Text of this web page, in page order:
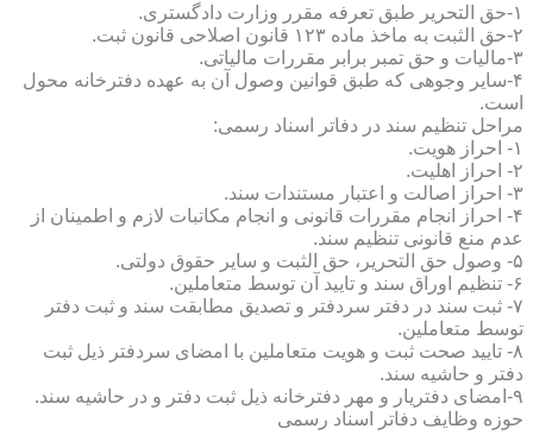
۱-حق التحریر طبق تعرفه مقرر وزارت دادگستری.
۲-حق الثبت به ماخذ ماده ۱۲۳ قانون اصلاحی قانون ثبت.
۳-مالیات و حق تمبر برابر مقررات مالیاتی.
۴-سایر وجوهی که طبق قوانین وصول آن به عهده دفترخانه محول
است.
مراحل تنظیم سند در دفاتر اسناد رسمی:
۱- احراز هویت.
۲- احراز اهلیت.
۳- احراز اصالت و اعتبار مستندات سند.
۴- احراز انجام مقررات قانونی و انجام مکاتبات لازم و اطمینان از
عدم منع قانونی تنظیم سند.
۵- وصول حق التحریر، حق الثبت و سایر حقوق دولتی.
۶- تنظیم اوراق سند و تایید آن توسط متعاملین.
۷- ثبت سند در دفتر سردفتر و تصدیق مطابقت سند و ثبت دفتر
توسط متعاملین.
۸- تایید صحت ثبت و هویت متعاملین با امضای سردفتر ذیل ثبت
دفتر و حاشیه سند.
۹-امضای دفتریار و مهر دفترخانه ذیل ثبت دفتر و در حاشیه سند.
حوزه وظایف دفاتر اسناد رسمی